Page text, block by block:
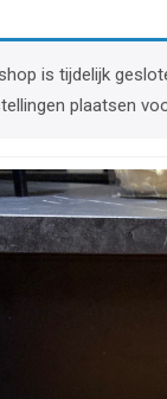
is tijdelijk
plaatsen